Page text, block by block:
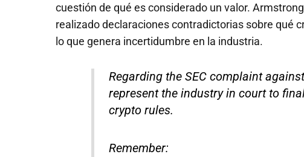
cuestión de qué es considerado un valor.
realizado declaraciones contradictorias sobre qué
lo que genera incertidumbre en la industria.
Regarding the SEC complaint
represent the industry in court to
crypto rules.
Remember: